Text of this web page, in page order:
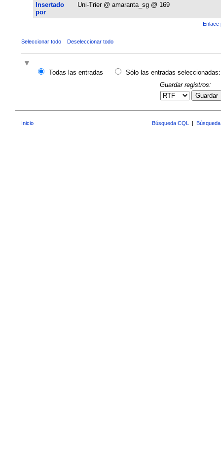
Insertado
por
Uni-Trier @ amaranta_sg @ 169
Enlace
Seleccionar todo Deseleccionar todo
Todas las entradas
Sólo las entradas seleccionadas:
Guardar registros:
Guardar
Inicio Búsqueda CQL